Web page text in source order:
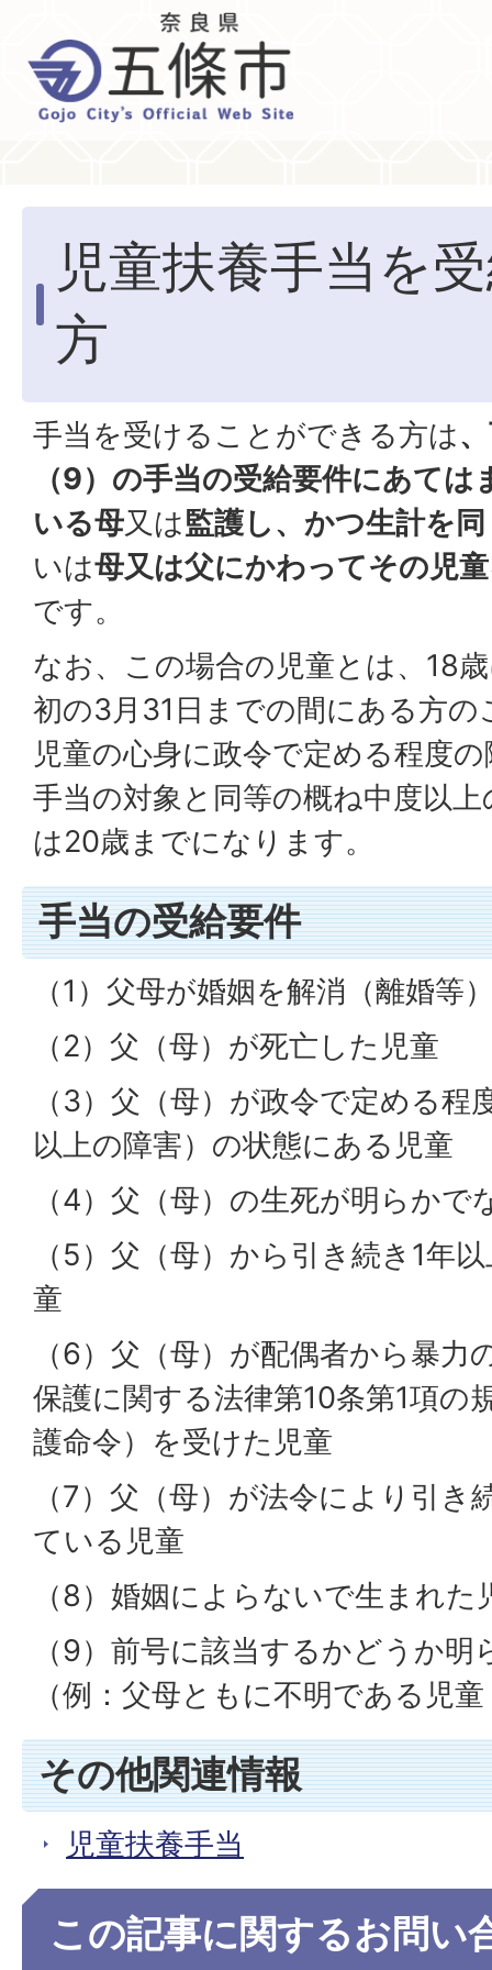
児童扶養手当を
方
手当を受けることができる方は
（9）の手当の受給要件にあて
いる母又は監護し、かつ生計を
いは母又は父にかわってその児
です。
なお、この場合の児童とは、18
初の3月31日までの間にある方
児童の心身に政令で定める程度
手当の対象と同等の概ね中度以
は20歳までになります。
手当の受給要件
（1）父母が婚姻を解消（離婚等
（2）父（母）が死亡した児童
（3）父（母）が政令で定める程
以上の障害）の状態にある児童
（4）父（母）の生死が明らかで
（5）父（母）から引き続き1年
童
（6）父（母）が配偶者から暴力
保護に関する法律第10条第1項の
護命令）を受けた児童
（7）父（母）が法令により引き
ている児童
（8）婚姻によらないで生まれた
（9）前号に該当するかどうか
（例：父母ともに不明である児
その他関連情報
児童扶養手当
この記事に関するお問い